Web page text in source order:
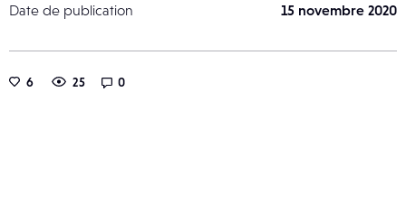
Date de publication
15 novembre 2020
6 25 0